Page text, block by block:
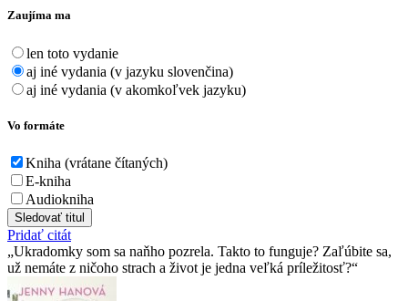
Zaujíma ma
len toto vydanie
aj iné vydania (v jazyku slovenčina)
aj iné vydania (v akomkoľvek jazyku)
Vo formáte
Kniha (vrátane čítaných)
E-kniha
Audiokniha
Sledovať titul
Pridať citát
Ukradomky som sa naňho pozrela. Takto to funguje? Zaľúbite sa,
už nemáte z ničoho strach a život je jedna veľká príležitosť?